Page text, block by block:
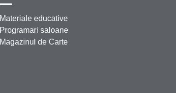
Materiale educative
Programari saloane
Magazinul de Carte